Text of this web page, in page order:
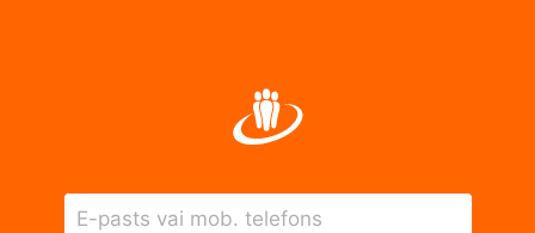
E-pasts vai mob. telefons